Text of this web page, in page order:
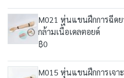
M021 หุ่นแขนฝึกการฉีด
กล้ามเนื้อเดลตอยด์
฿0
M015 หุ่นแขนฝึกการเจา